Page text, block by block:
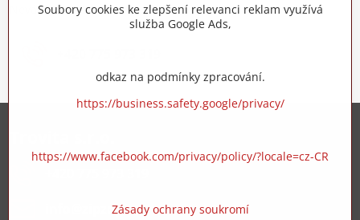
Neváhejte nás kontaktovat
info​@zipzop​.cz
Soubory cookies ke zlepšení relevanci reklam využívá
služba Google Ads,
odkaz na podmínky zpracování.
https://business.safety.google/privacy/
https://www.facebook.com/privacy/policy/?locale=cz-CR
Zásady ochrany soukromí